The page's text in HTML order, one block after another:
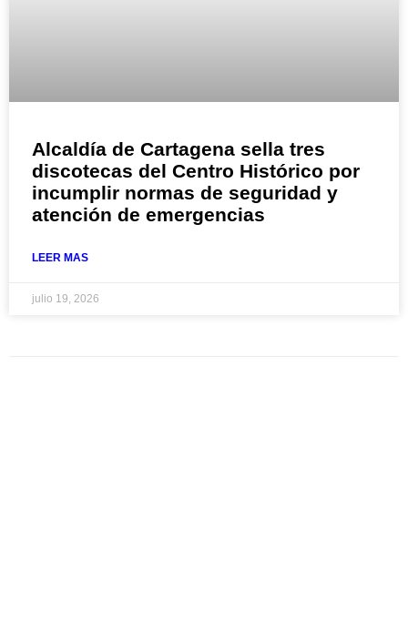
Alcaldía de Cartagena sella tres
discotecas del Centro Histórico por
incumplir normas de seguridad y
atención de emergencias
LEER MAS
julio 19, 2026